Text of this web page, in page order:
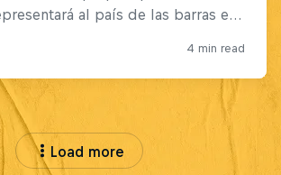
Load more